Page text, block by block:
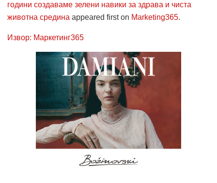
години создаваме зелени навики за здрава и чиста
животна средина appeared first on Marketing365.
Извор: Маркетинг365